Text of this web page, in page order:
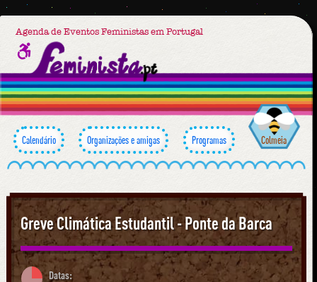
Agenda de Eventos Feministas em Portugal
Calendário Organizações e amigas Programas Colmeia
Greve Climática Estudantil - Ponte da Barca
Datas: